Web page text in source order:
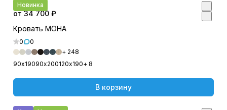
Новинка
от 34 700 ₽
Кровать МОНА
0
0
+ 248
90х19090х200120х190+ 8
В корзину